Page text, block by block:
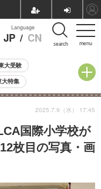
menu
Language
JP / CN search
大受験
大特集
小学校受験
気記事
向け） ランキング
国際小学校が
枚目の写真・画
2025.7.9（水） 17:45